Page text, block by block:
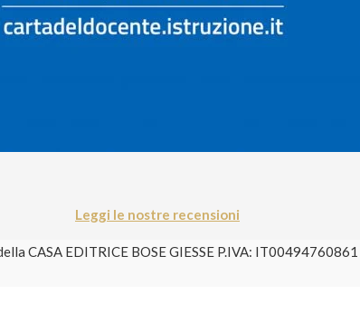
Leggi le nostre recensioni
EDITRICE BOSE GIESSE P.IVA: